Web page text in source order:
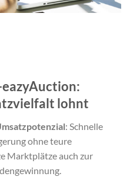
lohnt
: Schnelle
ohne teure
Marktplätze auch zur